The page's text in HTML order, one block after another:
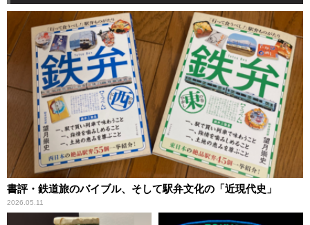
書評・鉄道旅のバイブル、そして駅弁文化の「近現代史」
2026.05.11